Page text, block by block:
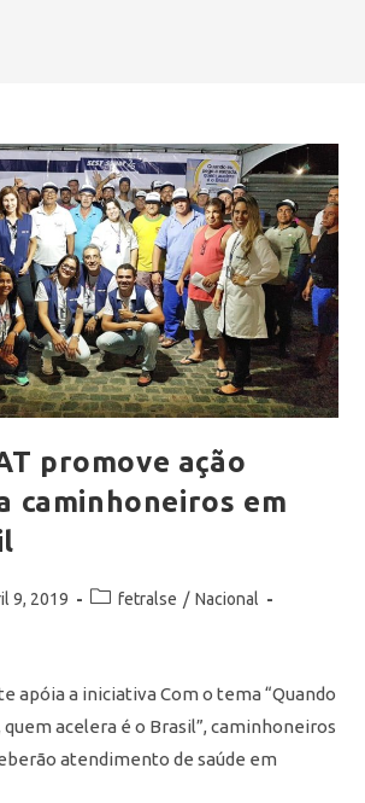
promove ação
caminhoneiros em
9, 2019 fetralse / Nacional
apóia a iniciativa Com o tema “Quando
quem acelera é o Brasil”, caminhoneiros
atendimento de saúde em